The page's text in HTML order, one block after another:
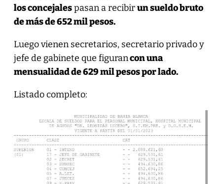
los concejalespasan a recibirun sueldo bruto
de más de 652 mil pesos.
Luego vienen secretarios, secretario privado y
jefe de gabinete que figurancon una
mensualidad de 629 mil pesos por lado.
Listado completo: